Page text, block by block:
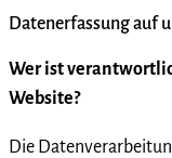
Datenerfassung auf
Wer ist
Website?
Die